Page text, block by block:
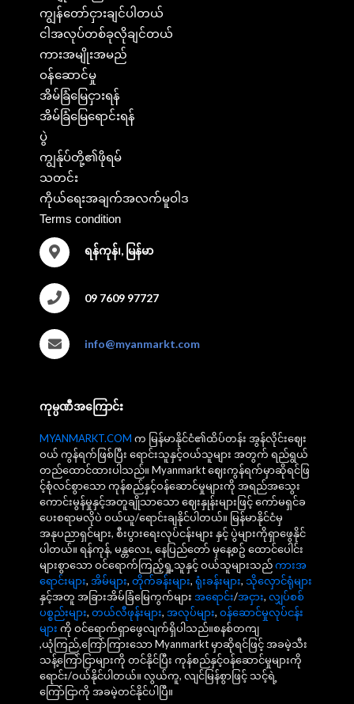
ကျွန်တော်ငှားချင်ပါတယ်
ငါအလုပ်တစ်ခုလိုချင်တယ်
ကားအမျိုးအမည်
ဝန်ဆောင်မှု
အိမ်ခြံမြေငှားရန်
အိမ်ခြံမြေရောင်းရန်
ပွဲ
ကျွန်ုပ်တို့၏ဖိုရမ်
သတင်း
ကိုယ်ရေးအချက်အလက်မူဝါဒ
Terms condition
ရန်ကုန်၊, မြန်မာ
09 7609 97727
info@myanmarkt.com
ကုမ္ပဏီအကြောင်း
MYANMARKT.COM က မြန်မာနိုင်ငံ၏ထိပ်တန်း အွန်လိုင်းဈေး
ဝယ် ကွန်ရက်ဖြစ်ပြီး ရောင်းသူနှင့်ဝယ်သူများ အတွက် ရည်ရွယ်
တည်ထောင်ထားပါသည်။ Myanmarkt ဈေးကွန်ရက်မှာဆိုရင်ဖြ
င့်စုံလင်စွာသော ကုန်စည်နှင့်ဝန်ဆောင်မှုများကို အရည်အသွေး
ကောင်းမွန်မှုနှင့်အတူချိုသာသော ဈေးနှုန်းများဖြင့် ကော်မရှင်ခ
ပေးစရာမလိုပဲ ဝယ်ယူ/ရောင်းချနိုင်ပါတယ်။ မြန်မာနိုင်ငံမှ
အနုပညာရှင်များ, စီးပွားရေးလုပ်ငန်းများ နှင့် ပွဲများကိုရှာဖွေနိုင်
ပါတယ်။ ရန်ကုန်, မန္တလေး, နေပြည်တော် မှနေ့စဥ် ထောင်ပေါင်း
များစွာသော ဝင်ရောက်ကြည့်ရှု့သူနှင့် ဝယ်သူများသည်ကားအ
ရောင်းများ, အိမ်များ, တိုက်ခန်းများ, ရုံးခန်းများ, သိုလှောင်ရုံများ
နှင့်အတူ အခြားအိမ်ခြံမြေကွက်များ အရောင်း/အငှား, လျှပ်စစ်
ပစ္စည်းများ, တယ်လီဖုန်းများ, အလုပ်များ, ဝန်ဆောင်မှုလုပ်ငန်း
များ ကို ဝင်ရောက်ရှာဖွေလျက်ရှိပါသည်။စနစ်တကျ
,ယုံကြည်,ကြော်ကြားသော Myanmarkt မှာဆိုရင်ဖြင့် အခမဲ့သီး
သန့်ကြော်ငြာများကို တင်နိုင်ပြီး ကုန်စည်နှင့်ဝန်ဆောင်မှုများကို
ရောင်း/ဝယ်နိုင်ပါတယ်။ လွယ်ကူ, လျင်မြန်စွာဖြင့် သင့်ရဲ့
ကြော်ငြာကို အခမဲ့တင်နိုင်ပါပြီ။